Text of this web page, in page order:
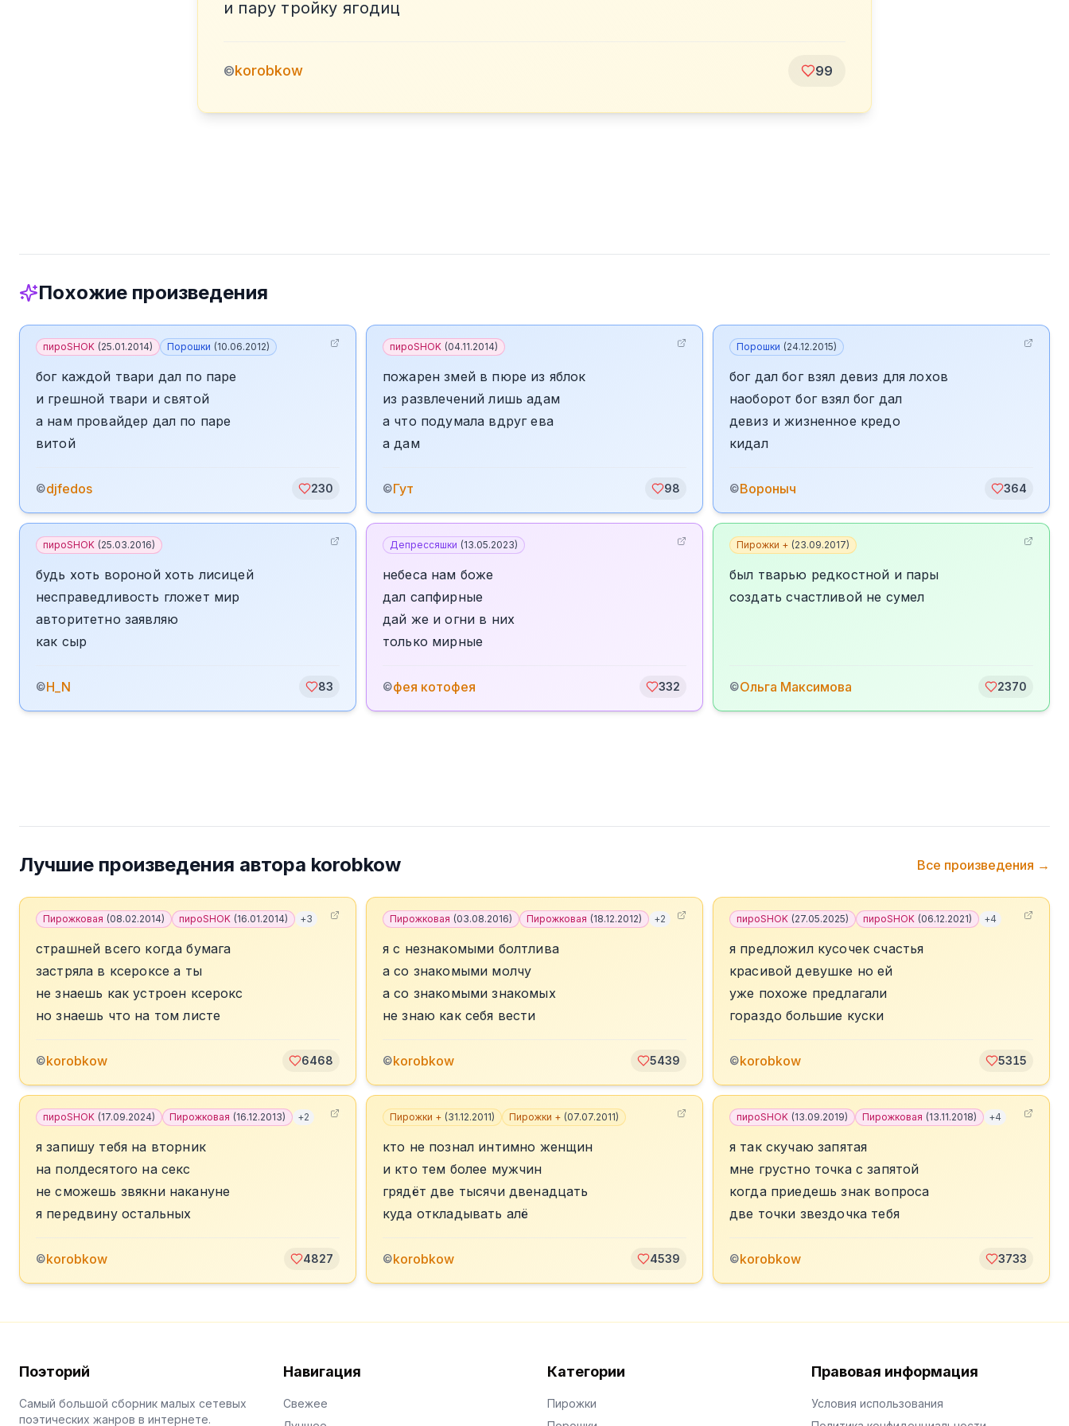
и пару тройку ягодиц
©korobkow 99
Похожие произведения
пироSHOK (25.01.2014) Порошки (10.06.2012)
бог каждой твари дал по паре
и грешной твари и святой
а нам провайдер дал по паре
витой
©djfedos 230
пироSHOK (04.11.2014)
пожарен змей в пюре из яблок
из развлечений лишь адам
а что подумала вдруг ева
а дам
©Гут 98
Порошки (24.12.2015)
бог дал бог взял девиз для лохов
наоборот бог взял бог дал
девиз и жизненное кредо
кидал
©Вороныч 364
пироSHOK (25.03.2016)
будь хоть вороной хоть лисицей
несправедливость гложет мир
авторитетно заявляю
как сыр
©H_N 83
Депрессяшки (13.05.2023)
небеса нам боже
дал сапфирные
дай же и огни в них
только мирные
©фея котофея 332
Пирожки + (23.09.2017)
был тварью редкостной и пары
создать счастливой не сумел
©Ольга Максимова 2370
Лучшие произведения автора korobkow Все произведения →
Пирожковая (08.02.2014) пироSHOK (16.01.2014) +3
страшней всего когда бумага
застряла в ксероксе а ты
не знаешь как устроен ксерокс
но знаешь что на том листе
©korobkow 6468
Пирожковая (03.08.2016) Пирожковая (18.12.2012) +2
я с незнакомыми болтлива
а со знакомыми молчу
а со знакомыми знакомых
не знаю как себя вести
©korobkow 5439
пироSHOK (27.05.2025) пироSHOK (06.12.2021) +4
я предложил кусочек счастья
красивой девушке но ей
уже похоже предлагали
гораздо большие куски
©korobkow 5315
пироSHOK (17.09.2024) Пирожковая (16.12.2013) +2
я запишу тебя на вторник
на полдесятого на секс
не сможешь звякни накануне
я передвину остальных
©korobkow 4827
Пирожки + (31.12.2011) Пирожки + (07.07.2011)
кто не познал интимно женщин
и кто тем более мужчин
грядëт две тысячи двенадцать
куда откладывать алë
©korobkow 4539
пироSHOK (13.09.2019) Пирожковая (13.11.2018) +4
я так скучаю запятая
мне грустно точка с запятой
когда приедешь знак вопроса
две точки звездочка тебя
©korobkow 3733
Поэторий
Самый большой сборник малых сетевых
поэтических жанров в интернете.
Навигация
Свежее
Категории
Пирожки
Правовая информация
Условия использования